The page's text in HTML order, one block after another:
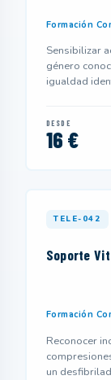
Formación
Sensibilizar
género
igualdad
DESDE
16 €
TELE-042
Soporte
Formación
Reconocer
un